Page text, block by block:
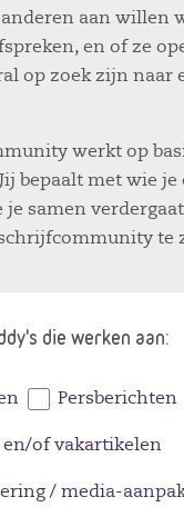
aan willen
en of ze
op zoek zijn naar
werkt op
bepaalt met wie je
samen
te
die werken aan:
Persberichten
of vakartikelen
/ media-